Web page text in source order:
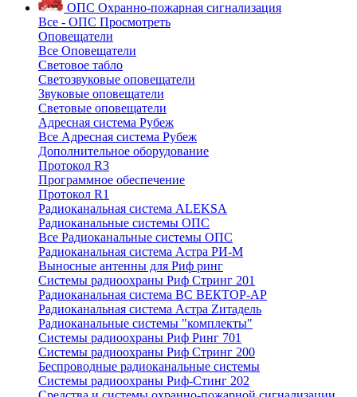
ОПС Охранно-пожарная сигнализация
Все - ОПС Просмотреть
Оповещатели
Все Оповещатели
Световое табло
Светозвуковые оповещатели
Звуковые оповещатели
Световые оповещатели
Адресная система Рубеж
Все Адресная система Рубеж
Дополнительное оборудование
Протокол R3
Программное обеспечение
Протокол R1
Радиоканальная система ALEKSA
Радиоканальные системы ОПС
Все Радиоканальные системы ОПС
Радиоканальная система Астра РИ-М
Выносные антенны для Риф ринг
Системы радиоохраны Риф Стринг 201
Радиоканальная система ВС ВЕКТОР-АР
Радиоканальная система Астра Zитадель
Радиоканальные системы "комплекты"
Системы радиоохраны Риф Ринг 701
Системы радиоохраны Риф Стринг 200
Беспроводные радиоканальные системы
Системы радиоохраны Риф-Стинг 202